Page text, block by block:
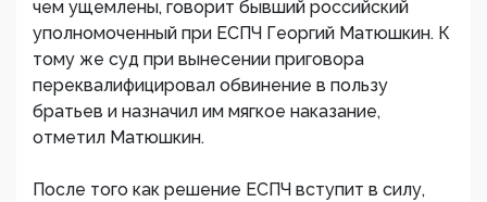
чем ущемлены, говорит бывший российский
уполномоченный при ЕСПЧ Георгий Матюшкин. К
тому же суд при вынесении приговора
переквалифицировал обвинение в пользу
братьев и назначил им мягкое наказание,
отметил Матюшкин.
После того как решение ЕСПЧ вступит в силу,